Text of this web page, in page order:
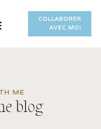
COLLABORER
AVEC MOI
ME
blog